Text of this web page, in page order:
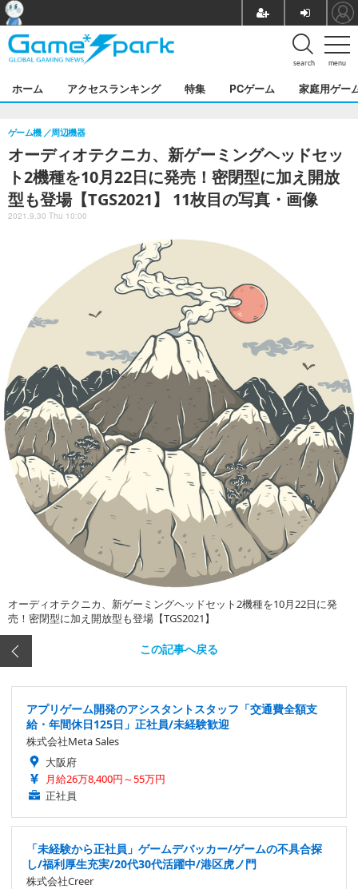
menu
search
ホーム アクセスランキング 特集 PCゲーム 家庭用ゲー
オーディオテクニカ、新ゲーミングヘッドセッ
ト2機種を10月22日に発売！密閉型に加え開放
型も登場【TGS2021】 11枚目の写真・画像
ゲーム機 周辺機器
2021.9.30 Thu 10:00
オーディオテクニカ、新ゲーミングヘッドセット2機種を10月22日に発
売！密閉型に加え開放型も登場【TGS2021】
この記事へ戻る
アプリゲーム開発のアシスタントスタッフ「交通費全額支
給・年間休日125日」正社員/未経験歓迎
株式会社Meta Sales
大阪府
月給26万8,400円～55万円
正社員
「未経験から正社員」ゲームデバッカー/ゲームの不具合探
し/福利厚生充実/20代30代活躍中/港区虎ノ門
株式会社Creer